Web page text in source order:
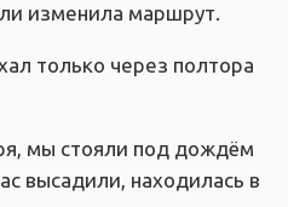
изменила маршрут.
только через полтора
мы стояли под дождём
высадили, находилась в